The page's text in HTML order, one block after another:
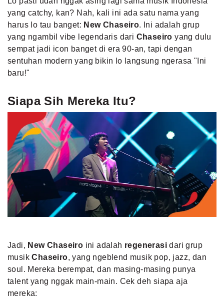
yang catchy, kan? Nah, kali ini ada satu nama yang
harus lo tau banget: New Chaseiro. Ini adalah grup
yang ngambil vibe legendaris dari Chaseiro yang dulu
sempat jadi icon banget di era 90-an, tapi dengan
sentuhan modern yang bikin lo langsung ngerasa "Ini
baru!"
Siapa Sih Mereka Itu?
Jadi, New Chaseiro ini adalah regenerasi dari grup
musikChaseiro, yang ngeblend musik pop, jazz, dan
soul. Mereka berempat, dan masing-masing punya
talent yang nggak main-main. Cek deh siapa aja
mereka: